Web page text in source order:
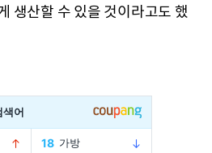
생산할 수 있을 것이라고도 했